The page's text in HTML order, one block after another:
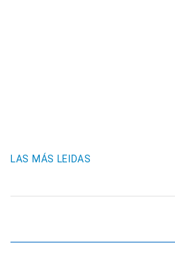
LAS MÁS LEIDAS